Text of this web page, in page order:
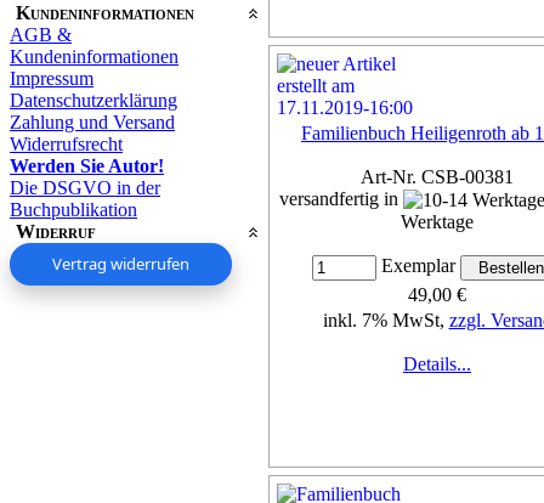
Kundeninformationen
AGB &
Kundeninformationen
Impressum
Datenschutzerklärung
Zahlung und Versand
Widerrufsrecht
Werden Sie Autor!
Die DSGVO in der
Buchpublikation
Widerruf
Vertrag widerrufen
Familienbuch Heiligenroth ab
Art-Nr. CSB-00381
versandfertig in
Werktage
Exemplar
49,00 €
inkl. 7% MwSt, zzgl.
Details...